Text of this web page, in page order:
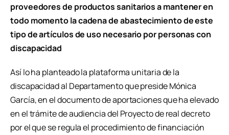
proveedores de productos sanitarios a mantener en
todo momento la cadena de abastecimiento de este
tipo de artículos de uso necesario por personas con
discapacidad
Así lo ha planteado la plataforma unitaria de la
discapacidad al Departamento que preside Mónica
García, en el documento de aportaciones que ha elevado
en el trámite de audiencia del Proyecto de real decreto
por el que se regula el procedimiento de financiación